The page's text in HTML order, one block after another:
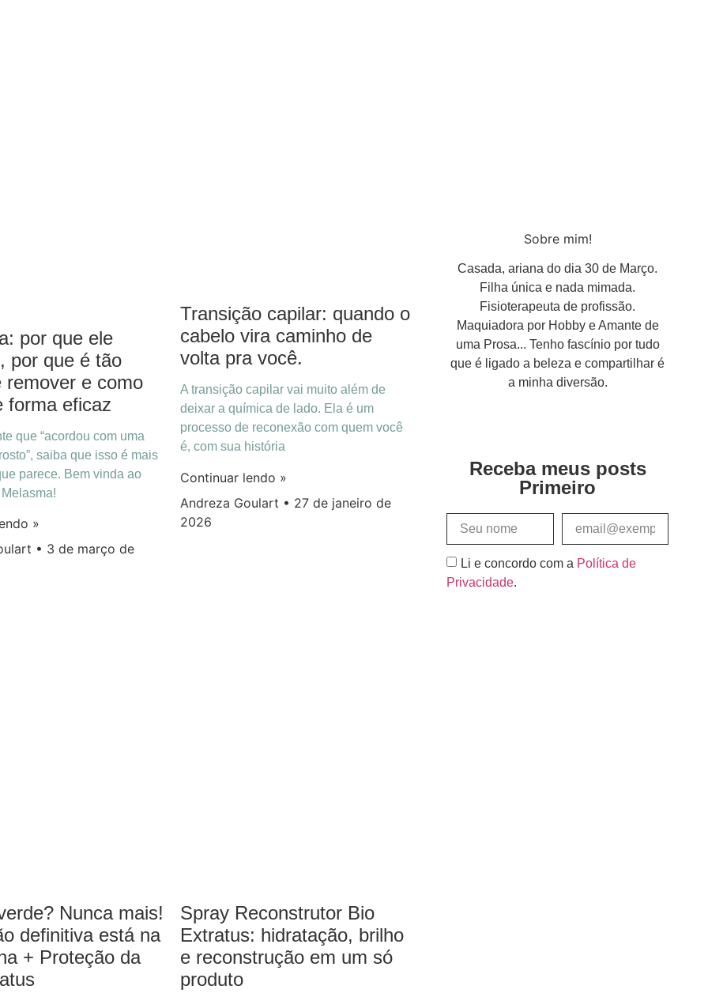
por que ele
por que é tão
remover e como
forma eficaz
que “acordou com uma
saiba que isso é mais
parece. Bem vinda ao
»
3 de março de
Transição capilar: quando o
cabelo vira caminho de
volta pra você.
A transição capilar vai muito além de
deixar a química de lado. Ela é um
processo de reconexão com quem você
é, com sua história
Continuar lendo »
Andreza Goulart
27 de janeiro de
2026
Nunca mais!
definitiva está na
+ Proteção da
Spray Reconstrutor Bio
Extratus: hidratação, brilho
e reconstrução em um só
produto
Sobre mim!
Casada, ariana do dia 30 de Março.
Filha única e nada mimada.
Fisioterapeuta de profissão.
Maquiadora por Hobby e Amante de
uma Prosa... Tenho fascínio por tudo
que é ligado a beleza e compartilhar é
a minha diversão.
Receba meus posts
Primeiro
Li e concordo com a Política de
Privacidade.